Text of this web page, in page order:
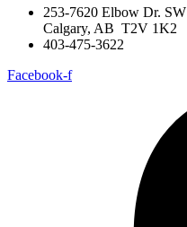
253-7620 Elbow Dr. SW
Calgary, AB T2V 1K2
403-475-3622
Facebook-f